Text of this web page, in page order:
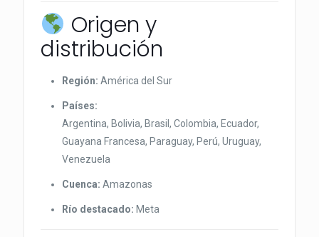
Origen y
distribución
Región: América del Sur
Países:
Argentina, Bolivia, Brasil, Colombia, Ecuador,
Guayana Francesa, Paraguay, Perú, Uruguay,
Venezuela
Cuenca: Amazonas
Río destacado: Meta